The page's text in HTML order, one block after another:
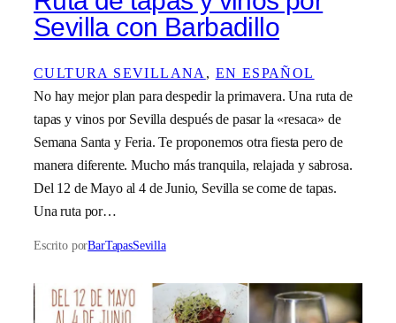
Sevilla con Barbadillo
CULTURA SEVILLANA, EN ESPAÑOL
No hay mejor plan para despedir la primavera. Una ruta de
tapas y vinos por Sevilla después de pasar la «resaca» de
Semana Santa y Feria. Te proponemos otra fiesta pero de
manera diferente. Mucho más tranquila, relajada y sabrosa.
Del 12 de Mayo al 4 de Junio, Sevilla se come de tapas.
Una ruta por…
Escrito porBarTapasSevilla